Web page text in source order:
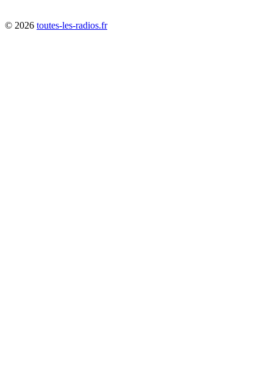
© 2026 toutes-les-radios.fr